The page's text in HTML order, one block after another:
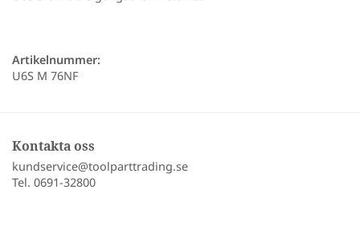
Artikelnummer:
U6S M 76NF
Kontakta oss
kundservice@toolparttrading.se
Tel. 0691-32800